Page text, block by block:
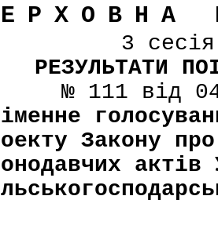
3
РЕЗУЛЬТАТИ
№ 111 від
Закону